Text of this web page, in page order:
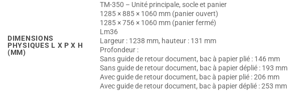
DIMENSIONS
PHYSIQUES L X P X H
(MM)
TM-350 – Unité principale, socle et panier
1285 × 885 × 1060 mm (panier ouvert)
1285 × 756 × 1060 mm (panier fermé)
Lm36
Largeur : 1238 mm, hauteur : 131 mm
Profondeur :
Sans guide de retour document, bac à papier plié : 146 mm
Sans guide de retour document, bac à papier déplié : 193 mm
Avec guide de retour document, bac à papier plié : 206 mm
Avec guide de retour document, bac à papier déplié : 253 mm